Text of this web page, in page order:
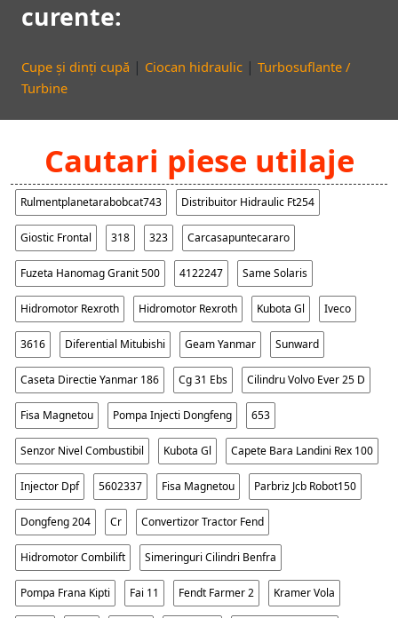
curente:
Cupe și dinți cupă | Ciocan hidraulic | Turbosuflante /
Turbine
Cautari piese utilaje
Rulmentplanetarabobcat743 Distribuitor Hidraulic Ft254
Giostic Frontal 318 323 Carcasapuntecararo
Fuzeta Hanomag Granit 500 4122247 Same Solaris
Hidromotor Rexroth Hidromotor Rexroth Kubota Gl Iveco
3616 Diferential Mitubishi Geam Yanmar Sunward
Caseta Directie Yanmar 186 Cg 31 Ebs Cilindru Volvo Ever 25 D
Fisa Magnetou Pompa Injecti Dongfeng 653
Senzor Nivel Combustibil Kubota Gl Capete Bara Landini Rex 100
Injector Dpf 5602337 Fisa Magnetou Parbriz Jcb Robot150
Dongfeng 204 Cr Convertizor Tractor Fend
Hidromotor Combilift Simeringuri Cilindri Benfra
Pompa Frana Kipti Fai 11 Fendt Farmer 2 Kramer Vola